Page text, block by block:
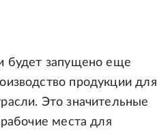
будет запущено еще
продукции для
Это значительные
места для